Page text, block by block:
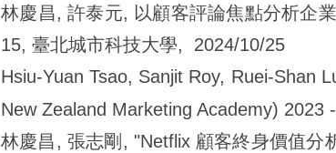
林慶昌, 許泰元, 以顧客評論焦點分析企
15, 臺北城市科技大學, 2024/10/25
Hsiu-Yuan Tsao, Sanjit Roy, Ruei-Shan
New Zealand Marketing Academy)
林慶昌, 張志剛, "Netflix 顧客終身價值分